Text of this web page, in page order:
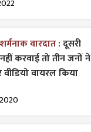
वारदात :दूसरी
करवाई तो तीन जनों ने
वायरल किया